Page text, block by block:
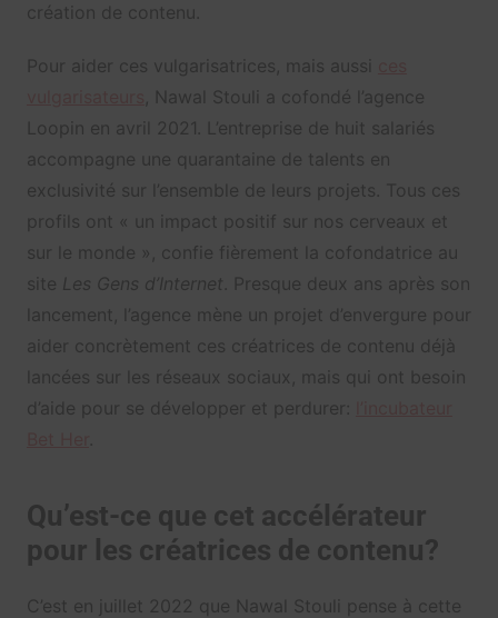
création de contenu.
Pour aider ces vulgarisatrices, mais aussi
, Nawal Stouli a cofondé l’agence
Loopin en avril 2021. L’entreprise de huit salariés
accompagne une quarantaine de talents en
exclusivité sur l’ensemble de leurs projets. Tous ces
profils ont « un impact positif sur nos cerveaux et
sur le monde », confie fièrement la cofondatrice au
site Les Gens d’Internet . Presque deux ans après son
lancement, l’agence mène un projet d’envergure pour
aider concrètement ces créatrices de contenu déjà
lancées sur les réseaux sociaux, mais qui ont besoin
d’aide pour se développer et perdurer:
Qu’est-ce que cet accélérateur
pour les créatrices de contenu?
C’est en juillet 2022 que Nawal Stouli pense à cette